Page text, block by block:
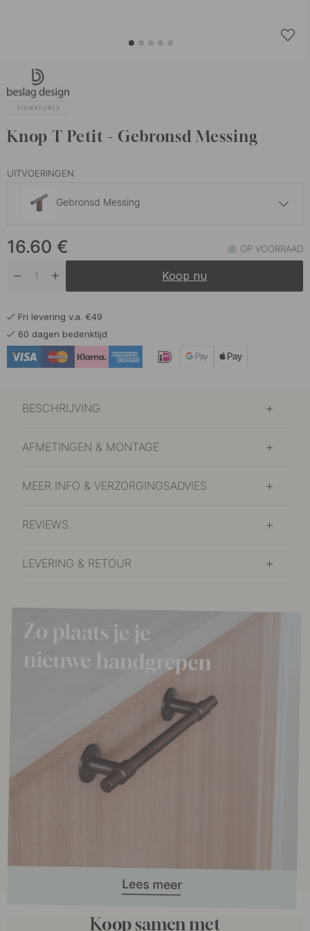
Knop T Petit - Gebronsd Messing
UITVOERINGEN
Gebronsd Messing
Gepolijst Messing Op voorraad
Mat Zwart Op voorraad
Vernikkeld
16.60 € OP VOORRAAD
Koop nu
Fri levering v.a. €49
60 dagen bedenktijd
BESCHRIJVING
AFMETINGEN & MONTAGE
MEER INFO & VERZORGINGSADVIES
REVIEWS
LEVERING & RETOUR
Koop samen met